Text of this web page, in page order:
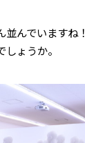
んでいますね！
ょうか。